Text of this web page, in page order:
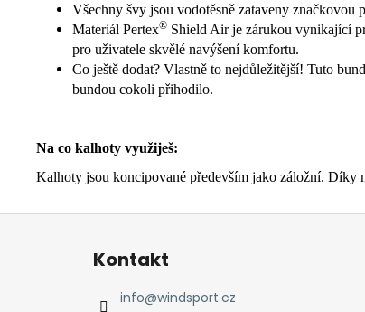
Všechny švy jsou vodotěsně zataveny značkovou
Materiál Pertex® Shield Air je zárukou vynikající
pro uživatele skvělé navýšení komfortu.
Co ještě dodat? Vlastně to nejdůležitější! Tuto
bundou cokoli přihodilo.
Na co kalhoty využiješ:
Kalhoty jsou koncipované především jako záložní. Díky
Z
Kontakt
info@windsport.cz